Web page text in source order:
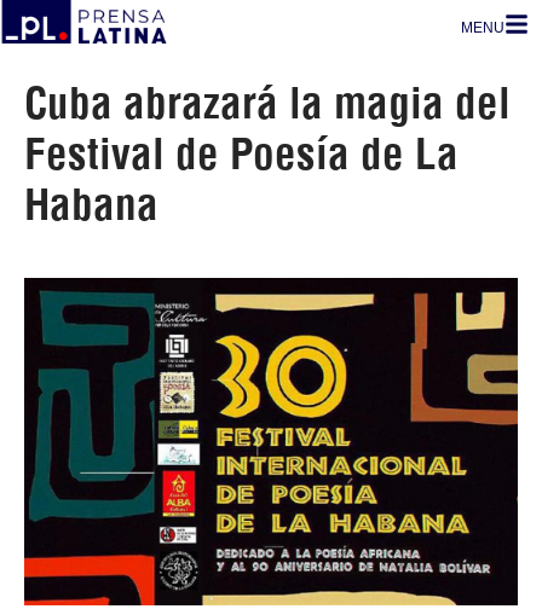
MENU
Cuba abrazará la magia del
Festival de Poesía de La
Habana